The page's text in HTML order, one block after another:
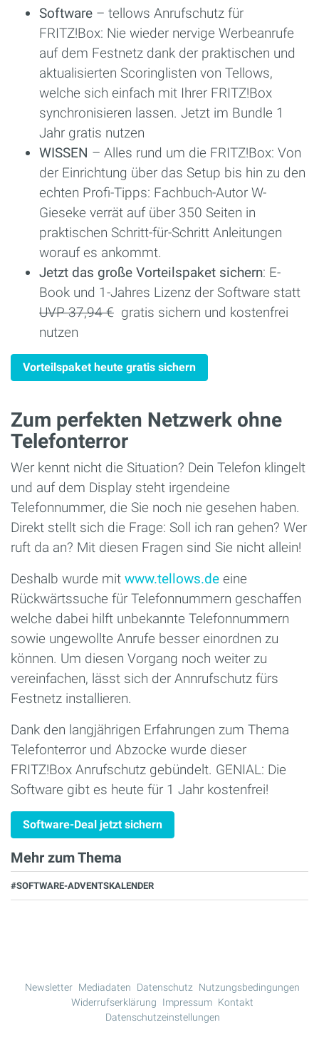
Software – tellows Anrufschutz für
FRITZ!Box: Nie wieder nervige Werbeanrufe
auf dem Festnetz dank der praktischen und
aktualisierten Scoringlisten von Tellows,
welche sich einfach mit Ihrer FRITZ!Box
synchronisieren lassen. Jetzt im Bundle 1
Jahr gratis nutzen
WISSEN – Alles rund um die FRITZ!Box: Von
der Einrichtung über das Setup bis hin zu den
echten Profi-Tipps: Fachbuch-Autor W-
Gieseke verrät auf über 350 Seiten in
praktischen Schritt-für-Schritt Anleitungen
worauf es ankommt.
Jetzt das große Vorteilspaket sichern: E-
Book und 1-Jahres Lizenz der Software statt
UVP 37,94 € gratis sichern und kostenfrei
nutzen
Vorteilspaket heute gratis sichern
Zum perfekten Netzwerk ohne
Telefonterror
Wer kennt nicht die Situation? Dein Telefon klingelt
und auf dem Display steht irgendeine
Telefonnummer, die Sie noch nie gesehen haben.
Direkt stellt sich die Frage: Soll ich ran gehen? Wer
ruft da an? Mit diesen Fragen sind Sie nicht allein!
Deshalb wurde mit www.tellows.de eine
Rückwärtssuche für Telefonnummern geschaffen
welche dabei hilft unbekannte Telefonnummern
sowie ungewollte Anrufe besser einordnen zu
können. Um diesen Vorgang noch weiter zu
vereinfachen, lässt sich der Annrufschutz fürs
Festnetz installieren.
Dank den langjährigen Erfahrungen zum Thema
Telefonterror und Abzocke wurde dieser
FRITZ!Box Anrufschutz gebündelt. GENIAL: Die
Software gibt es heute für 1 Jahr kostenfrei!
Software-Deal jetzt sichern
Mehr zum Thema
#SOFTWARE-ADVENTSKALENDER
Newsletter Mediadaten Datenschutz Nutzungsbedingungen
Widerrufserklärung
Impressum Kontakt
Datenschutzeinstellungen